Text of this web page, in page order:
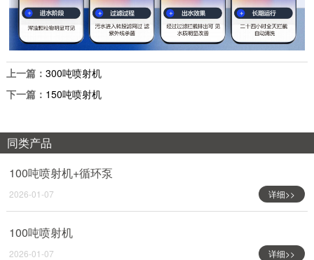
上一篇： 300吨喷射机
下一篇： 150吨喷射机
同类产品
100吨喷射机+循环泵
2026-01-07 详细>>
100吨喷射机
2026-01-07 详细>>